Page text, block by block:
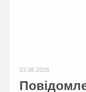
03.06.2026